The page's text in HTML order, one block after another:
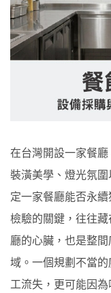
在台灣開設一家餐
裝潢美學、燈光氛
定一家餐廳能否永
檢驗的關鍵，往往
廳的心臟，也是整
域。一個規劃不當
工流失，更可能因